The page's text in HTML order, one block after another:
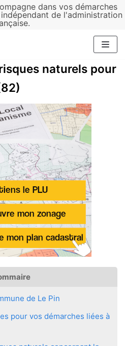
dans vos démarches
de l'administration
naturels pour
de Le Pin
pour vos démarches liées à